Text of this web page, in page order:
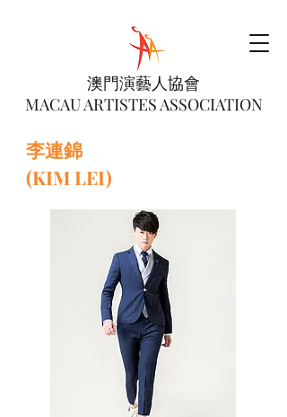
澳門演藝人協會
MACAU ARTISTES ASSOCIATION
李連錦
(KIM LEI)